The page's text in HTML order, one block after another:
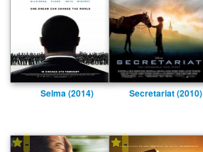
Selma (2014) Secretariat (2010)
- -